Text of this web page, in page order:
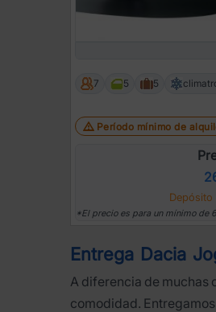
7 5 5
Período mínimo de
*El precio es para un mínimo de
Entrega Dacia
A diferencia de muchas
comodidad.